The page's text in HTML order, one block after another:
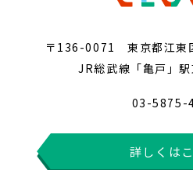
〒136-0071 東京都江東
JR総武線「亀戸」
03-5875-
詳しくは